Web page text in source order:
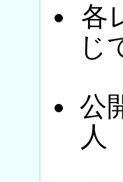
各
じ
公
人